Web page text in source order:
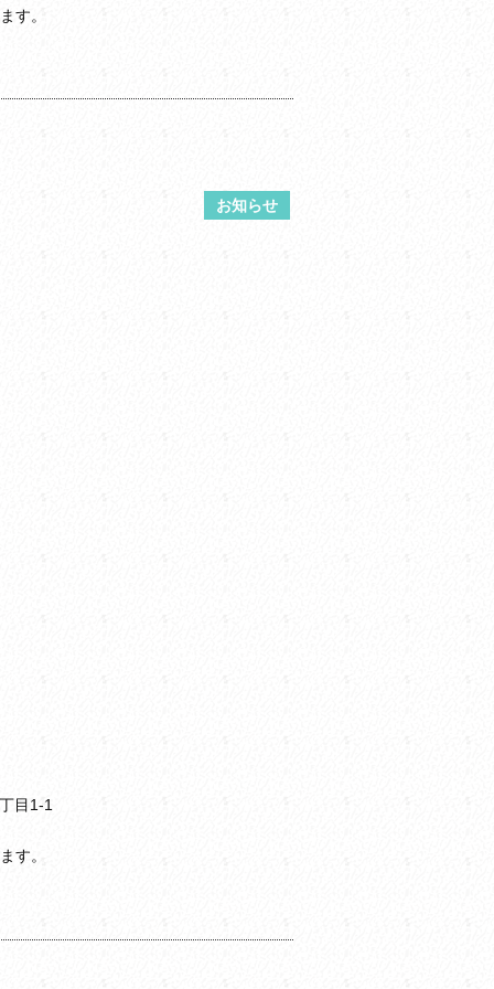
す。
お知らせ
目1-1
す。